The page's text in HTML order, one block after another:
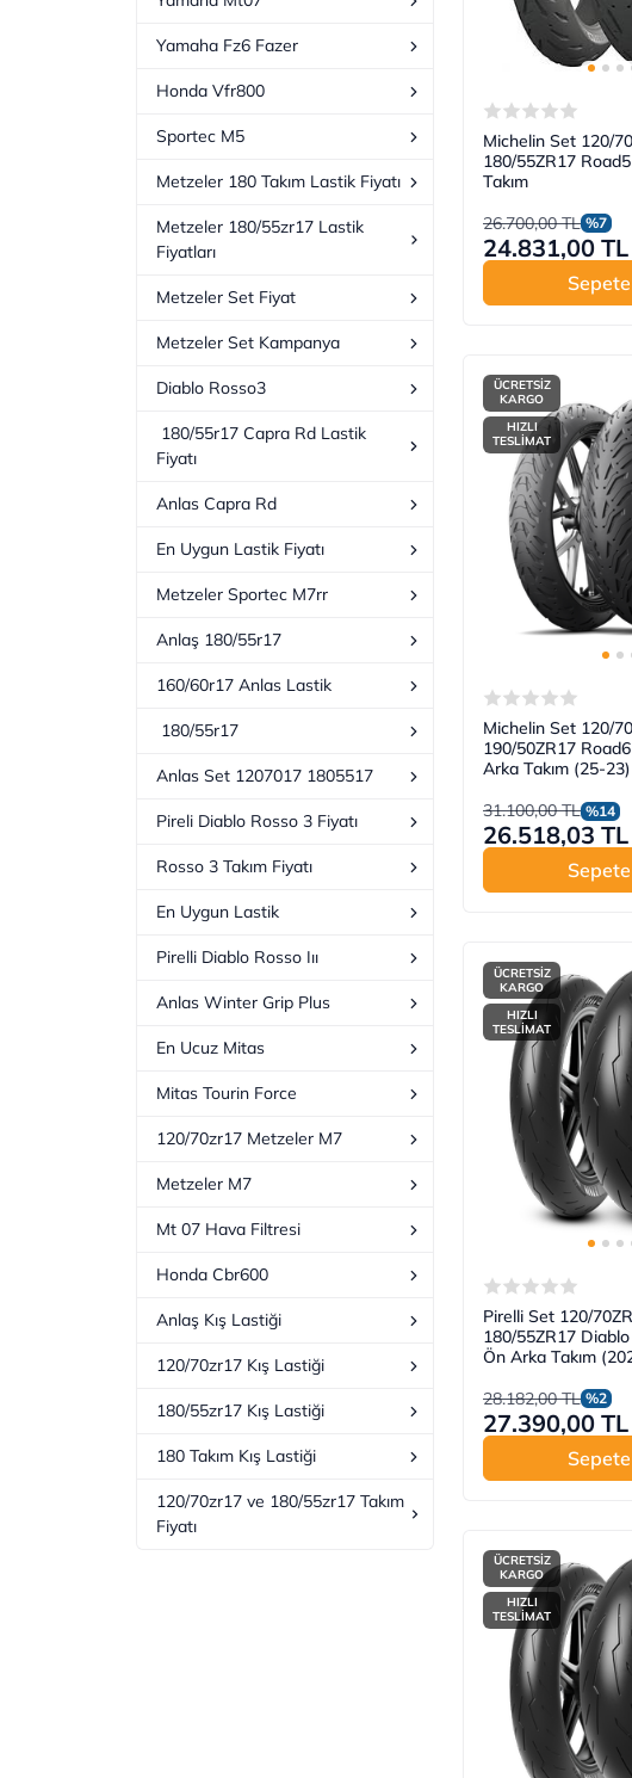
Yamaha Fz6 Fazer
Honda Vfr800
Sportec M5
Metzeler 180 Takım Lastik Fiyatı
Metzeler 180/55zr17 Lastik
Fiyatları
Metzeler Set Fiyat
Metzeler Set Kampanya
Diablo Rosso3
180/55r17 Capra Rd Lastik
Fiyatı
Anlas Capra Rd
En Uygun Lastik Fiyatı
Metzeler Sportec M7rr
Anlaş 180/55r17
160/60r17 Anlas Lastik
180/55r17
Anlas Set 1207017 1805517
Pireli Diablo Rosso 3 Fiyatı
Rosso 3 Takım Fiyatı
En Uygun Lastik
Pirelli Diablo Rosso Iıı
Anlas Winter Grip Plus
En Ucuz Mitas
Mitas Tourin Force
120/70zr17 Metzeler M7
Metzeler M7
Mt 07 Hava Filtresi
Honda Cbr600
Anlaş Kış Lastiği
120/70zr17 Kış Lastiği
180/55zr17 Kış Lastiği
180 Takım Kış Lastiği
120/70zr17 ve 180/55zr17 Takım
Fiyatı
Michelin Set 120/
180/55ZR17
Takım
26.700,00 TL %7
24.831,00 TL
ÜCRETSİZ
KARGO
HIZLI
TESLİMAT
Michelin Set 120/
190/50ZR17
Arka Takım (25-23)
31.100,00 TL %14
26.518,03 TL
ÜCRETSİZ
KARGO
HIZLI
TESLİMAT
Pirelli Set 120/
180/55ZR17
Ön Arka Takım
28.182,00 TL %2
27.390,00 TL
ÜCRETSİZ
KARGO
HIZLI
TESLİMAT